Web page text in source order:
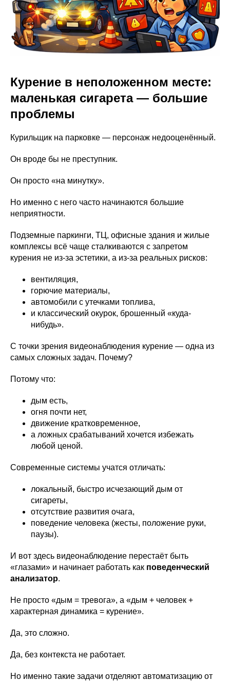
Курение в неположенном месте:
маленькая сигарета — большие
проблемы
Курильщик на парковке — персонаж недооценённый.
Он вроде бы не преступник.
Он просто «на минутку».
Но именно с него часто начинаются большие
неприятности.
Подземные паркинги, ТЦ, офисные здания и жилые
комплексы всё чаще сталкиваются с запретом
курения не из-за эстетики, а из-за реальных рисков:
вентиляция,
горючие материалы,
автомобили с утечками топлива,
и классический окурок, брошенный «куда-
нибудь».
С точки зрения видеонаблюдения курение — одна из
самых сложных задач. Почему?
Потому что:
дым есть,
огня почти нет,
движение кратковременное,
а ложных срабатываний хочется избежать
любой ценой.
Современные системы учатся отличать:
локальный, быстро исчезающий дым от
сигареты,
отсутствие развития очага,
поведение человека (жесты, положение руки,
паузы).
И вот здесь видеонаблюдение перестаёт быть
«глазами» и начинает работать как поведенческий
анализатор.
Не просто «дым = тревога», а «дым + человек +
характерная динамика = курение».
Да, это сложно.
Да, без контекста не работает.
Но именно такие задачи отделяют автоматизацию от